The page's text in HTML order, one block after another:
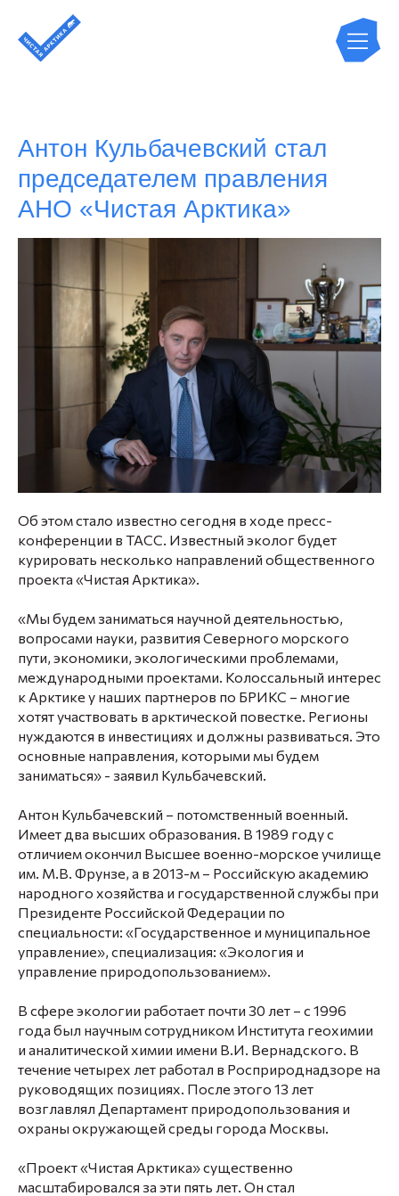
Антон Кульбачевский стал
председателем правления
АНО «Чистая Арктика»
Об этом стало известно сегодня в ходе пресс-
конференции в ТАСС. Известный эколог будет
курировать несколько направлений общественного
проекта «Чистая Арктика».
«Мы будем заниматься научной деятельностью,
вопросами науки, развития Северного морского
пути, экономики, экологическими проблемами,
международными проектами. Колоссальный интерес
к Арктике у наших партнеров по БРИКС – многие
хотят участвовать в арктической повестке. Регионы
нуждаются в инвестициях и должны развиваться. Это
основные направления, которыми мы будем
заниматься» - заявил Кульбачевский.
Антон Кульбачевский – потомственный военный.
Имеет два высших образования. В 1989 году с
отличием окончил Высшее военно-морское училище
им. М.В. Фрунзе, а в 2013-м – Российскую академию
народного хозяйства и государственной службы при
Президенте Российской Федерации по
специальности: «Государственное и муниципальное
управление», специализация: «Экология и
управление природопользованием».
В сфере экологии работает почти 30 лет – с 1996
года был научным сотрудником Института геохимии
и аналитической химии имени В.И. Вернадского. В
течение четырех лет работал в Росприроднадзоре на
руководящих позициях. После этого 13 лет
возглавлял Департамент природопользования и
охраны окружающей среды города Москвы.
«Проект «Чистая Арктика» существенно
масштабировался за эти пять лет. Он стал